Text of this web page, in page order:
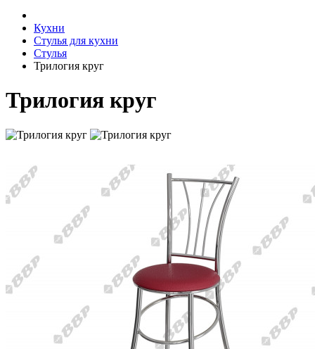
Кухни
Стулья для кухни
Cтулья
Трилогия круг
Трилогия круг